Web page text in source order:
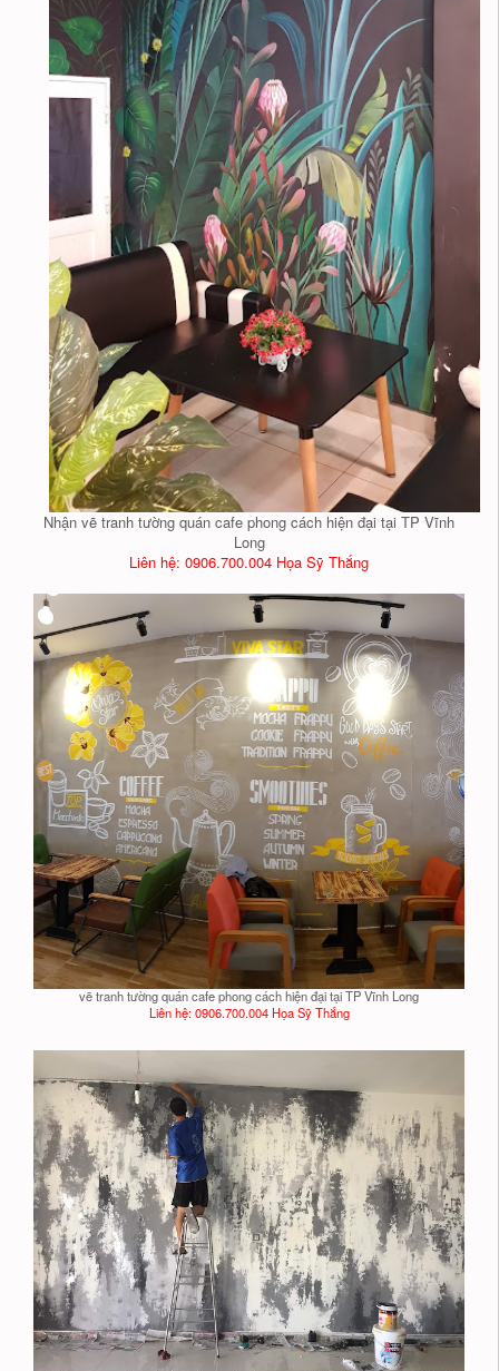
Nhận vẽ tranh tường quán cafe phong cách hiện đại tại TP Vĩnh
Long
Liên hệ: 0906.700.004 Họa Sỹ Thắng
vẽ tranh tường quán cafe phong cách hiện đại tại TP Vĩnh Long
Liên hệ: 0906.700.004 Họa Sỹ Thắng